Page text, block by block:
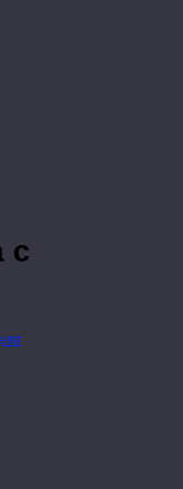
с